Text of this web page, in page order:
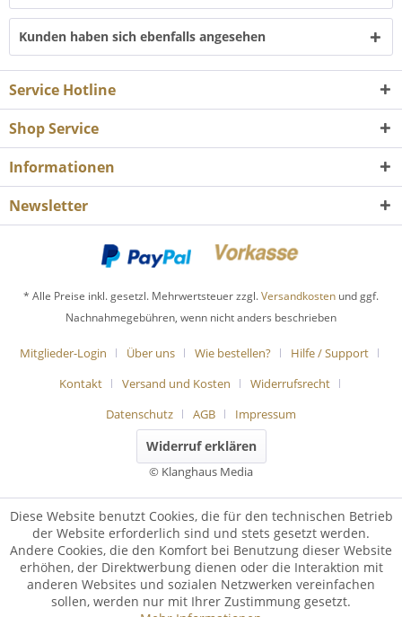
Kunden haben sich ebenfalls angesehen
Service Hotline
Shop Service
Informationen
Newsletter
* Alle Preise inkl. gesetzl. Mehrwertsteuer zzgl.Versandkosten und ggf.
Nachnahmegebühren, wenn nicht anders beschrieben
Mitglieder-Login Über uns Wie bestellen?
Hilfe / Support
Kontakt
Versand und Kosten
Widerrufsrecht
Datenschutz
AGB Impressum
Widerruf erklären
© Klanghaus Media
Diese Website benutzt Cookies, die für den technischen Betrieb
der Website erforderlich sind und stets gesetzt werden.
Andere Cookies, die den Komfort bei Benutzung dieser Website
erhöhen, der Direktwerbung dienen oder die Interaktion mit
anderen Websites und sozialen Netzwerken vereinfachen
sollen, werden nur mit Ihrer Zustimmung gesetzt.